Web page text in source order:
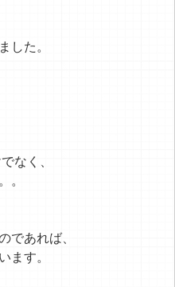
した。
なく、
。
であれば、
ます。